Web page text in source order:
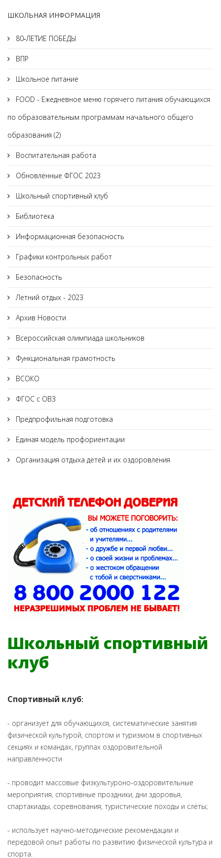
ШКОЛЬНАЯ ИНФОРМАЦИЯ
80‑ЛЕТИЕ ПОБЕДЫ
ВПР
Школьное питание
FOOD - Ежедневное меню горячего питания обучающихся
по образовательным программам начального общего
образования (2)
Воспитательная работа
Обновлённые ФГОС 2023
Школьный спортивный клуб
Библиотека
Информационная безопасность
Графики контрольных работ
Безопасность
Летний отдых - 2023
Архив Новости
Всероссийская олимпиада школьников
Функциональная грамотность
ВСОКО
ФГОС с ОВЗ
Предпрофильная подготовка
Единая модель профориентации
Организация отдыха детей и их оздоровления
Школьный спортивный
клуб
Спортивный клуб:
- организует для обучающихся, систематические занятия
физической культурой, спортом и туризмом в спортивных
секциях и командах, группах оздоровительной
направленности
- проводит массовые физкультуроно-оздоровительные
мероприятия, спортивные проздники, дни здоровья,
спартакиады, соревнования, туристические походы и слёты;
- использует научно-методические рекомендации и
передовой опыт работы по развитию физической культура и
спорта.